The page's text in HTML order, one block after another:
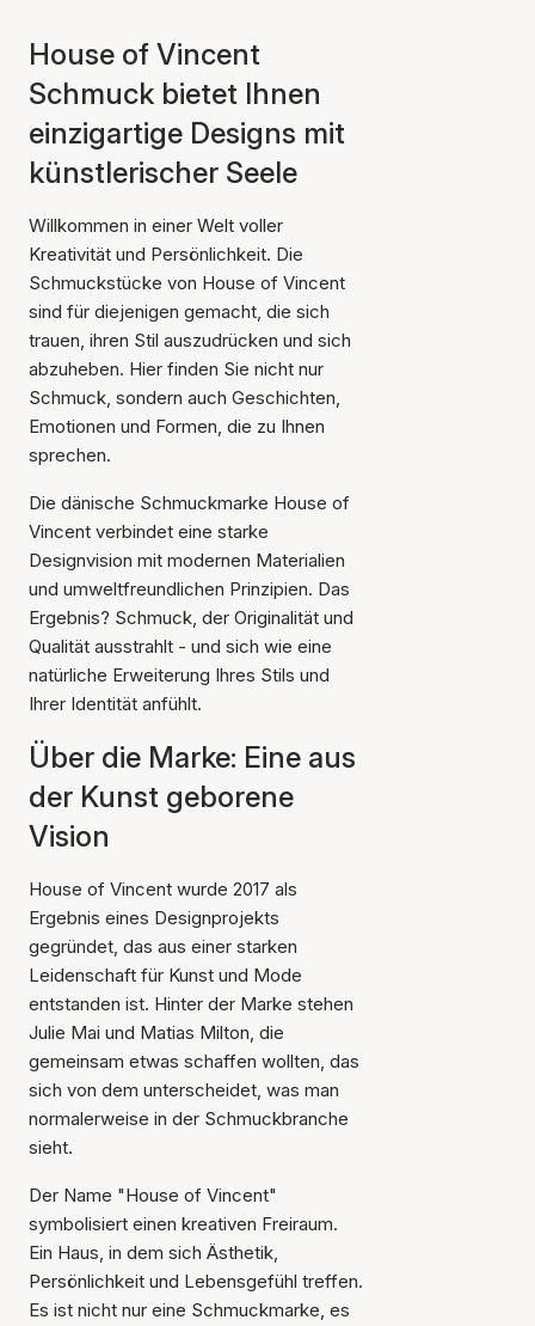
House of Vincent
Schmuck bietet Ihnen
einzigartige Designs mit
künstlerischer Seele
Willkommen in einer Welt voller
Kreativität und Persönlichkeit. Die
Schmuckstücke von House of Vincent
sind für diejenigen gemacht, die sich
trauen, ihren Stil auszudrücken und sich
abzuheben. Hier finden Sie nicht nur
Schmuck, sondern auch Geschichten,
Emotionen und Formen, die zu Ihnen
sprechen.
Die dänische Schmuckmarke House of
Vincent verbindet eine starke
Designvision mit modernen Materialien
und umweltfreundlichen Prinzipien. Das
Ergebnis? Schmuck, der Originalität und
Qualität ausstrahlt - und sich wie eine
natürliche Erweiterung Ihres Stils und
Ihrer Identität anfühlt.
Über die Marke: Eine aus
der Kunst geborene
Vision
House of Vincent wurde 2017 als
Ergebnis eines Designprojekts
gegründet, das aus einer starken
Leidenschaft für Kunst und Mode
entstanden ist. Hinter der Marke stehen
Julie Mai und Matias Milton, die
gemeinsam etwas schaffen wollten, das
sich von dem unterscheidet, was man
normalerweise in der Schmuckbranche
sieht.
Der Name "House of Vincent"
symbolisiert einen kreativen Freiraum.
Ein Haus, in dem sich Ästhetik,
Persönlichkeit und Lebensgefühl treffen.
Es ist nicht nur eine Schmuckmarke, es